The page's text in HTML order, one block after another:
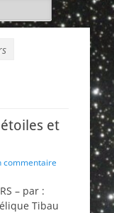
étoiles et
commentaire
– par :
Tibau